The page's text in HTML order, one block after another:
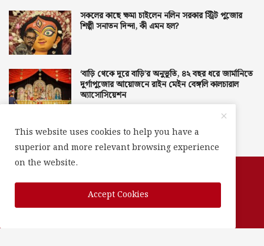
সকলের কাছে ক্ষমা চাইলেন নলিন সরকার স্ট্রিট পুজোর
শিল্পী সনাতন দিন্দা, কী এমন হল?
‘বাড়ি থেকে দূরে বাড়ি’র অনুভূতি, ৪২ বছর ধরে জার্মানিতে
দুর্গাপুজোর আয়োজনে রাইন মেইন বেঙ্গলি কালচারাল
অ্যাসোসিয়েশন
This website uses cookies to help you have a
superior and more relevant browsing experience
on the website.
Accept Cookies